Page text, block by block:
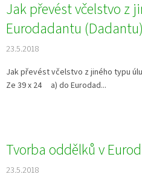
Jak převést včelstvo z
Eurodadantu (Dadantu)
23.5.2018
Jak převést včelstvo z jiného typu
Ze 39 x 24 a) do Eurodad...
Tvorba oddělků v
23.5.2018